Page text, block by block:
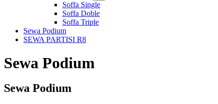
Soffa Single
Soffa Doble
Soffa Triple
Sewa Podium
SEWA PARTISI R8
Sewa Podium
Sewa Podium